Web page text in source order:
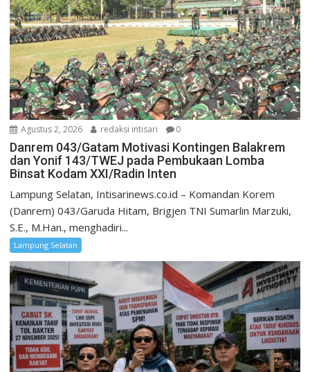
Agustus 2, 2026 redaksi intisari 0
Danrem 043/Gatam Motivasi Kontingen Balakrem
dan Yonif 143/TWEJ pada Pembukaan Lomba
Binsat Kodam XXI/Radin Inten
Lampung Selatan, Intisarinews.co.id – Komandan Korem
(Danrem) 043/Garuda Hitam, Brigjen TNI Sumarlin Marzuki,
S.E., M.Han., menghadiri...
Lampung Selatan